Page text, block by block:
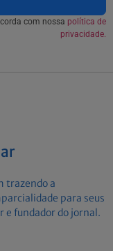
com nossa política de
privacidade.
trazendo a
para seus
e fundador do jornal.